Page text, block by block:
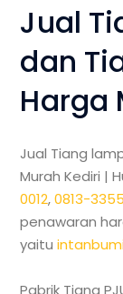
Jual
dan
Harga
Jual Tiang
Murah Kediri |
0012,0813-
penawaran
yaitu
Pabrik Tiang